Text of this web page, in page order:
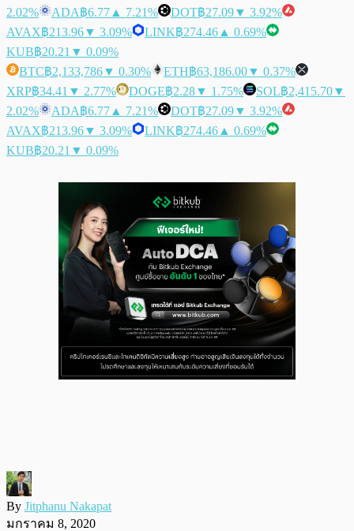
2.02%
ADA฿6.77 ▲ 7.21% DOT฿27.09▼ 3.92%
AVAX฿213.96▼ 3.09% LINK฿274.46 ▲ 0.69%
KUB฿20.21 ▼ 0.09%
BTC฿2,133,786▼ 0.30% ETH฿63,186.00▼ 0.37%
XRP฿34.41 ▼ 2.77% DOGE฿2.28▼ 1.75% SOL฿2,415.70▼
2.02%
ADA฿6.77 ▲ 7.21% DOT฿27.09▼ 3.92%
AVAX฿213.96▼ 3.09% LINK฿274.46 ▲ 0.69%
KUB฿20.21 ▼ 0.09%
By Jitphanu Nakapat
มกราคม 8, 2020